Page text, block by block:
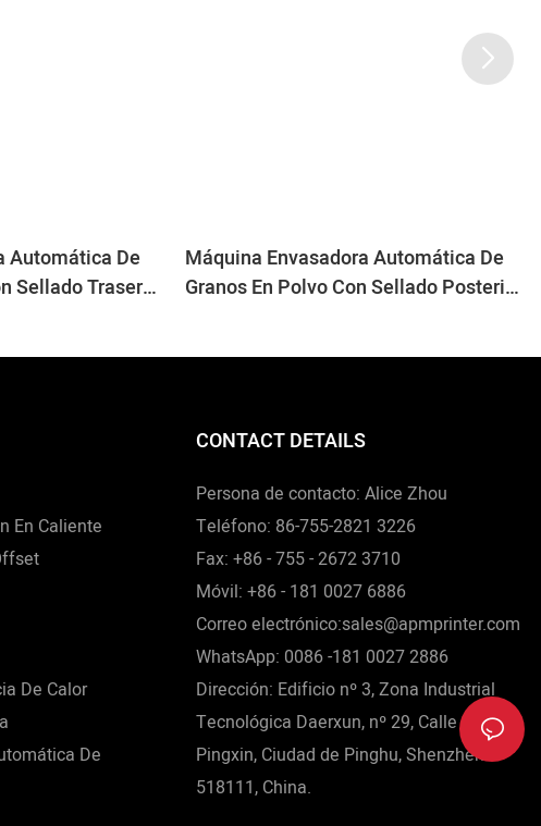
Automática De
Sellado Trasero
Máquina Envasadora Automática De
Granos En Polvo Con Sellado Posterior
En Caliente
De Calor
De
CONTACT DETAILS
Persona de contacto: Alice Zhou
Teléfono: 86-755-2821 3226
Fax: +86 - 755 - 2672 3710
Móvil: +86 - 181 0027 6886
Correo electrónico:sales@apmprinter.com
WhatsApp: 0086 -181 0027 2886
Dirección: Edificio nº 3, Zona Industrial
Tecnológica Daerxun, nº 29, Calle Norte
Pingxin, Ciudad de Pinghu, Shenzhen
518111, China.